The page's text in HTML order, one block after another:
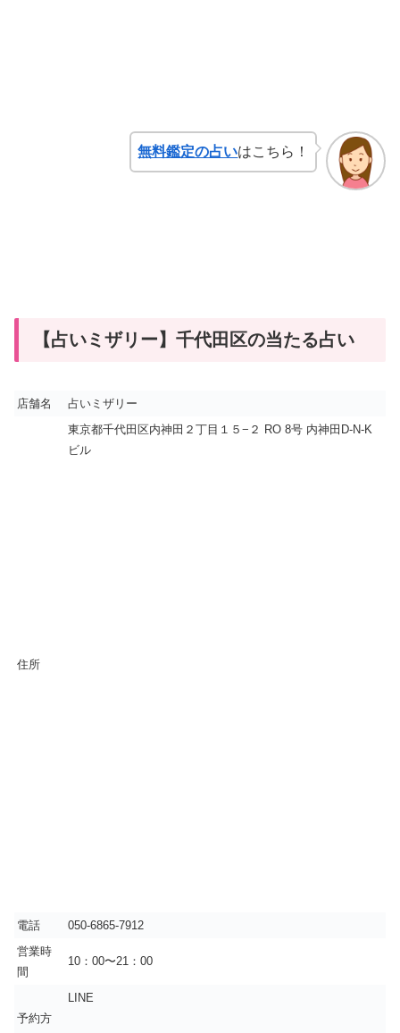
無料鑑定の占いはこちら！
【占いミザリー】千代田区の当たる占い
店舗名 占いミザリー
住所
東京都千代田区内神田２丁目１５−２ RO 8号 内神田D-N-K
ビル
電話
050-6865-7912
営業時
間
10：00〜21：00
予約方
LINE